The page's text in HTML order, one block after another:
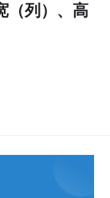
太大，那么信息
带来很高的
列）、高